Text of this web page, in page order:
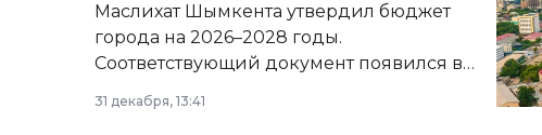
Маслихат Шымкента утвердил бюджет
города на 2026–2028 годы.
Соответствующий документ появился в
базе нормативных правовых актов и на
сайте маслихат города.
31 декабря, 13:41